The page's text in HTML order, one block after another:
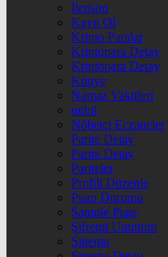
İletişim
Kayıt Ol
Kripto Paralar
Kriptopara Detay
Kriptopara Detay
Künye
Namaz Vakitleri
nnbil
Nöbetçi Eczaneler
Parite Detay
Parite Detay
Pariteler
Profili Düzenle
Puan Durumu
Sample Page
Şifremi Unuttum
Sinema